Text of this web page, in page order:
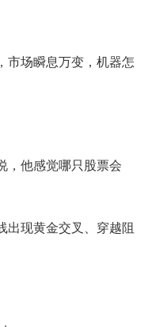
市场瞬息万变，机器怎
，他感觉哪只股票会
出现黄金交叉、穿越阻